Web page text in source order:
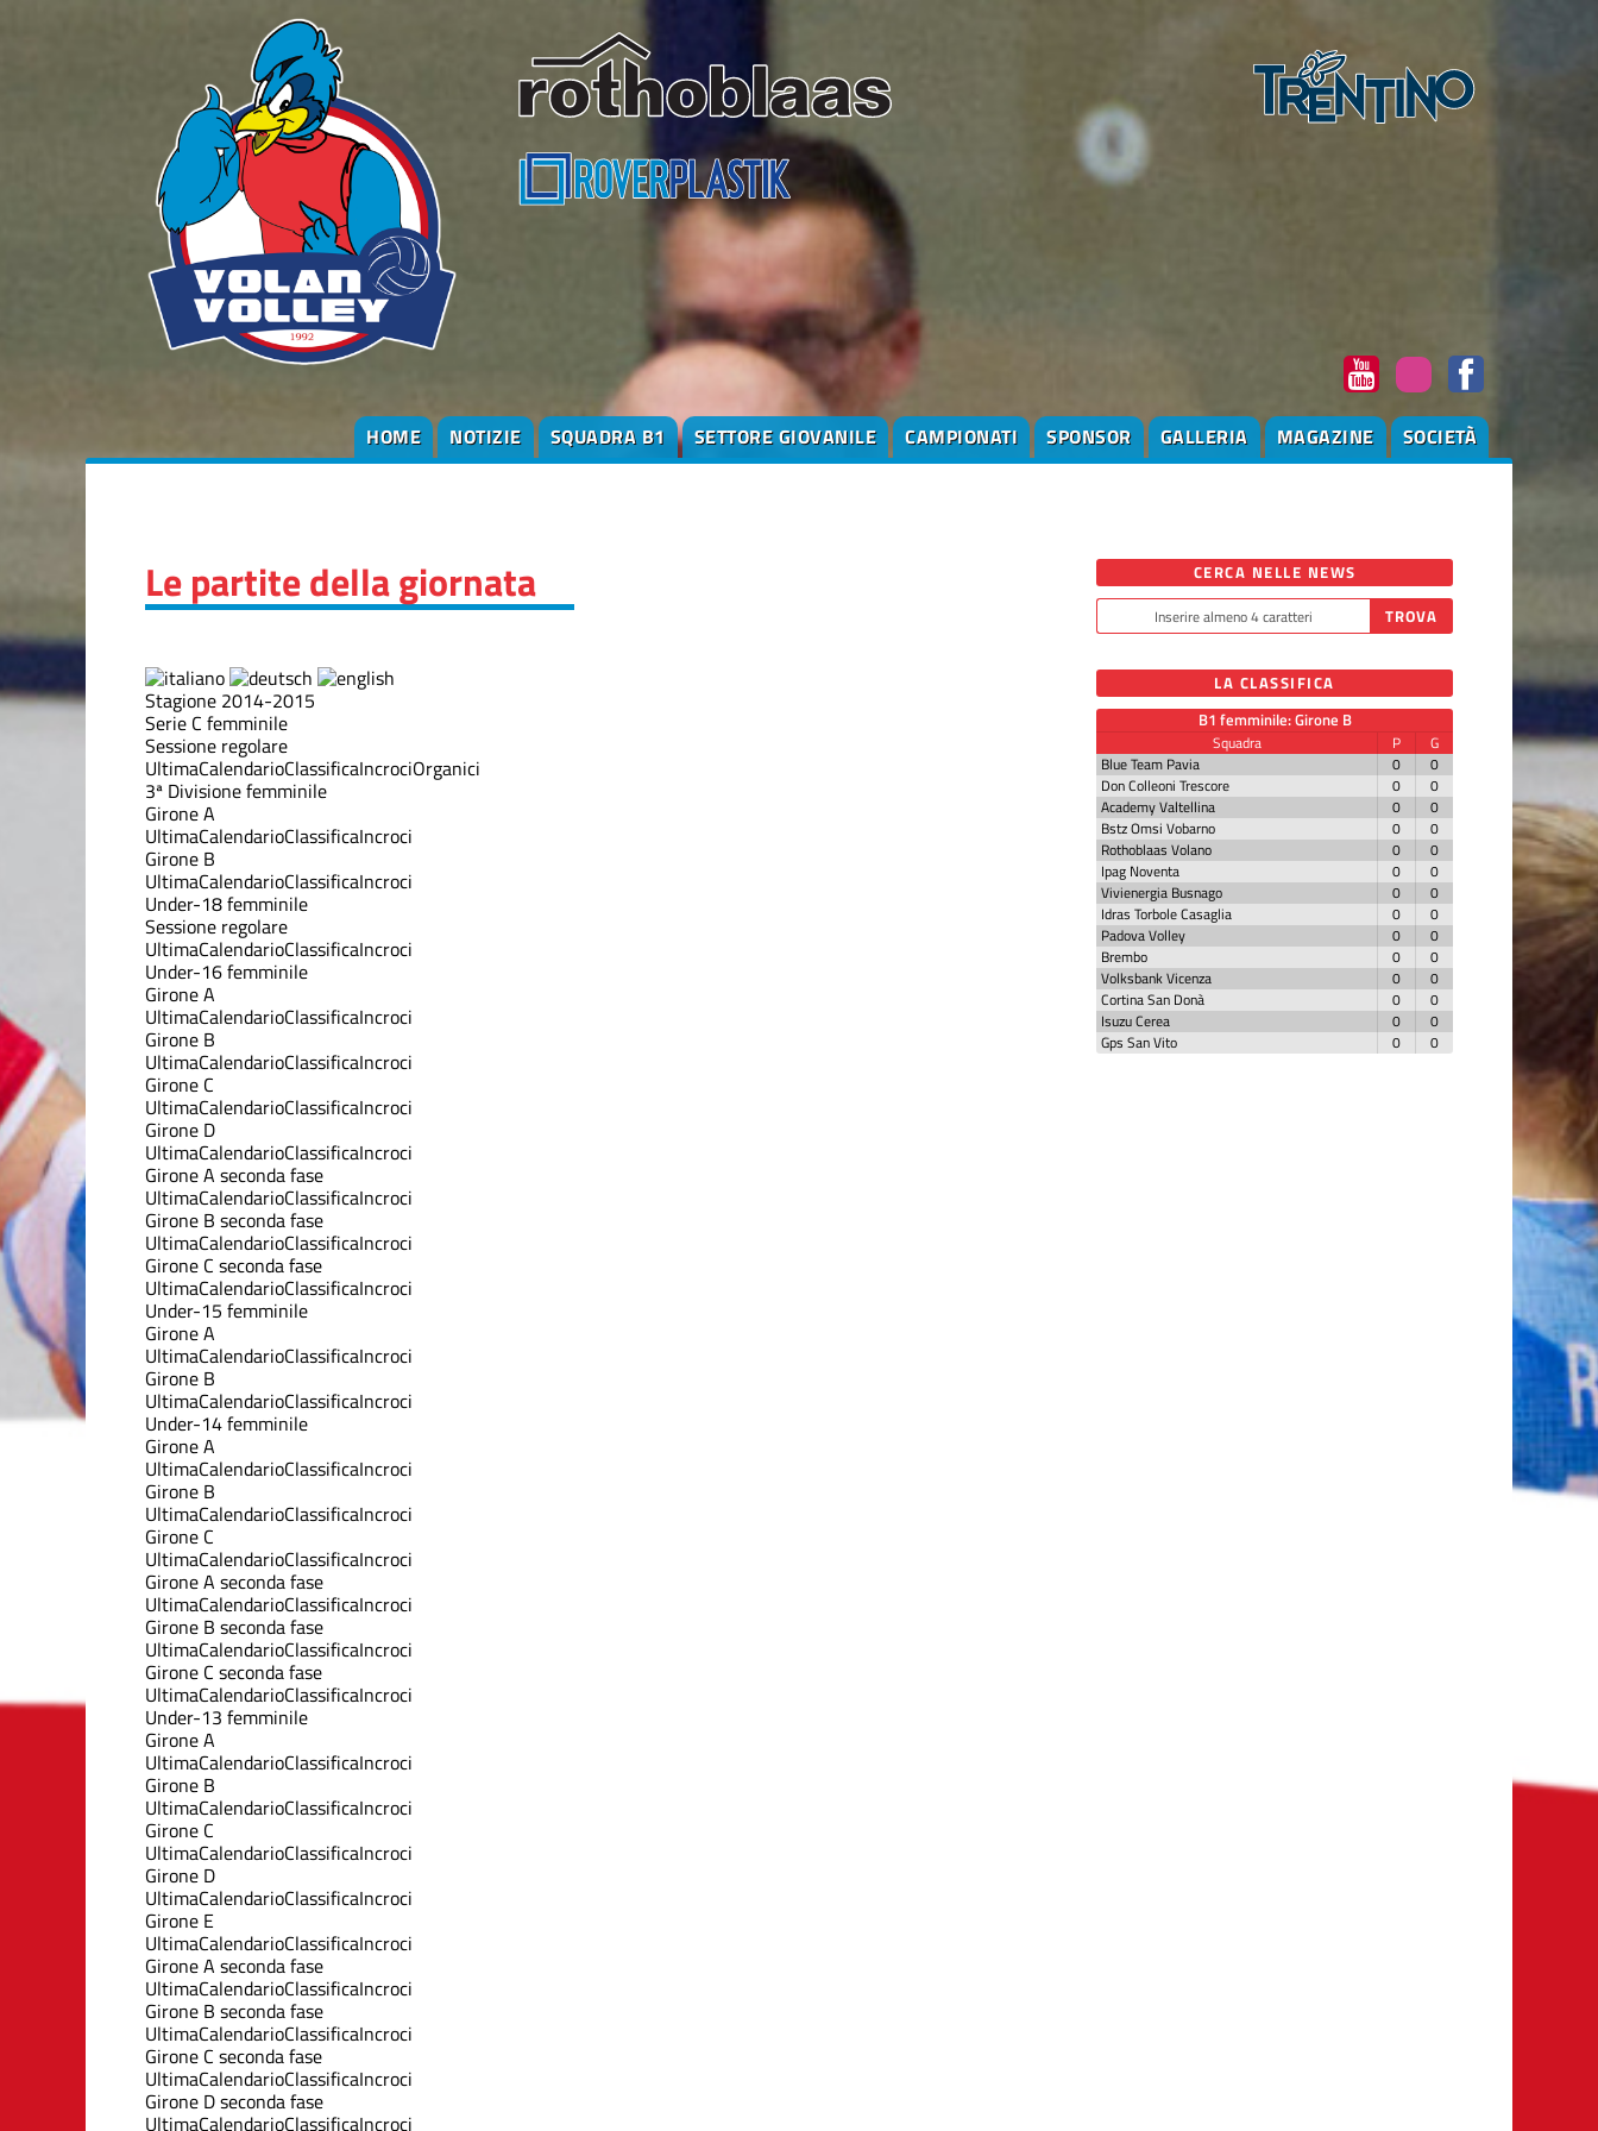
HOME NOTIZIE SQUADRA B1 SETTORE GIOVANILE CAMPIONATI SPONSOR GALLERIA MAGAZINE SOCIETÀ
Le partite della giornata
Stagione 2014-2015
Serie C femminile
Sessione regolare
UltimaCalendarioClassificaIncrociOrganici
3ª Divisione femminile
Girone A
UltimaCalendarioClassificaIncroci
Girone B
UltimaCalendarioClassificaIncroci
Under-18 femminile
Sessione regolare
UltimaCalendarioClassificaIncroci
Under-16 femminile
Girone A
UltimaCalendarioClassificaIncroci
Girone B
UltimaCalendarioClassificaIncroci
Girone C
UltimaCalendarioClassificaIncroci
Girone D
UltimaCalendarioClassificaIncroci
Girone A seconda fase
UltimaCalendarioClassificaIncroci
Girone B seconda fase
UltimaCalendarioClassificaIncroci
Girone C seconda fase
UltimaCalendarioClassificaIncroci
Under-15 femminile
Girone A
UltimaCalendarioClassificaIncroci
Girone B
UltimaCalendarioClassificaIncroci
Under-14 femminile
Girone A
UltimaCalendarioClassificaIncroci
Girone B
UltimaCalendarioClassificaIncroci
Girone C
UltimaCalendarioClassificaIncroci
Girone A seconda fase
UltimaCalendarioClassificaIncroci
Girone B seconda fase
UltimaCalendarioClassificaIncroci
Girone C seconda fase
UltimaCalendarioClassificaIncroci
Under-13 femminile
Girone A
UltimaCalendarioClassificaIncroci
Girone B
UltimaCalendarioClassificaIncroci
Girone C
UltimaCalendarioClassificaIncroci
Girone D
UltimaCalendarioClassificaIncroci
Girone E
UltimaCalendarioClassificaIncroci
Girone A seconda fase
UltimaCalendarioClassificaIncroci
Girone B seconda fase
UltimaCalendarioClassificaIncroci
Girone C seconda fase
UltimaCalendarioClassificaIncroci
Girone D seconda fase
UltimaCalendarioClassificaIncroci
CERCA NELLE NEWS
LA CLASSIFICA
B1 femminile: Girone B
Squadra P
G
Blue Team Pavia
0
0
Don Colleoni Trescore
0
0
Academy Valtellina
0
0
Bstz Omsi Vobarno
0
0
Rothoblaas Volano
0
0
Ipag Noventa
0
0
Vivienergia Busnago
0
0
Idras Torbole Casaglia
0
0
Padova Volley
0
0
Brembo
0
0
Volksbank Vicenza
0
0
Cortina San Donà
0
0
Isuzu Cerea
0
0
Gps San Vito
0 0